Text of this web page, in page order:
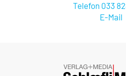
Telefon 033
E-Mail